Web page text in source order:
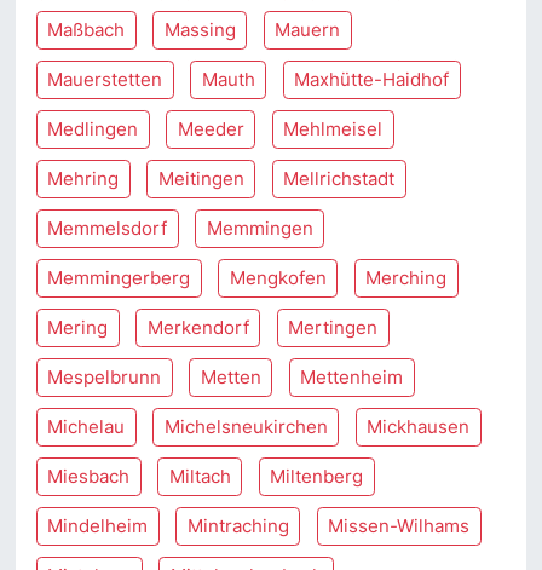
Maßbach Massing Mauern
Mauerstetten Mauth Maxhütte-Haidhof
Medlingen Meeder Mehlmeisel
Mehring Meitingen Mellrichstadt
Memmelsdorf Memmingen
Memmingerberg Mengkofen Merching
Mering Merkendorf Mertingen
Mespelbrunn Metten Mettenheim
Michelau Michelsneukirchen Mickhausen
Miesbach Miltach Miltenberg
Mindelheim Mintraching Missen-Wilhams